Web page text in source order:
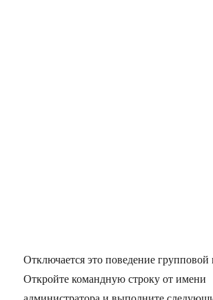
Отключается это поведение групповой
Откройте командную строку от имени